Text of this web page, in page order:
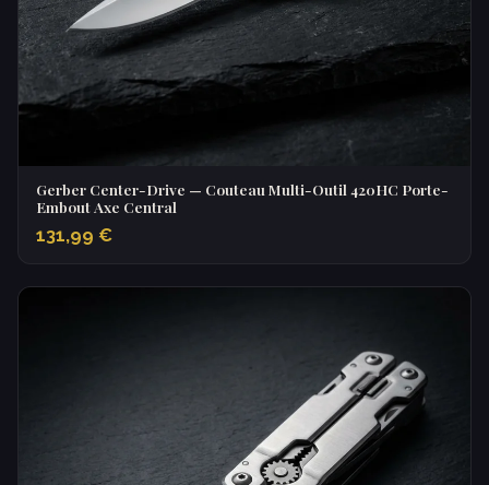
Gerber Center-Drive — Couteau Multi-Outil 420HC Porte-
Embout Axe Central
131,99 €